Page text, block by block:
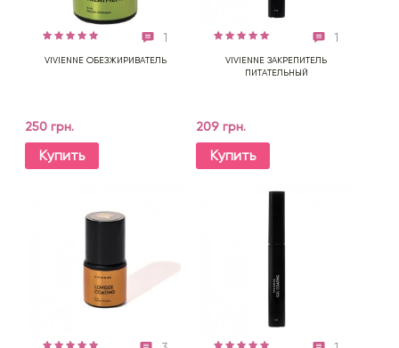
1
VIVIENNE ОБЕЗЖИРИВАТЕЛЬ
250 грн.
Купить
1
VIVIENNE ЗАКРЕПИТЕЛЬ
ПИТАТЕЛЬНЫЙ
209 грн.
Купить